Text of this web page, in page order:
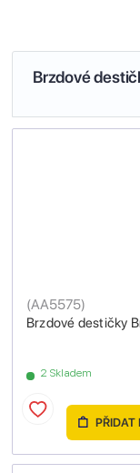
Brzdové
Brzdové destičky
(AA5575)
2 Skladem
PŘIDAT